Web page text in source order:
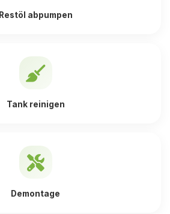
Restöl abpumpen
Tank reinigen
Demontage